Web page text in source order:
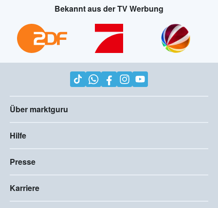
Bekannt aus der TV Werbung
Über marktguru
Hilfe
Presse
Karriere